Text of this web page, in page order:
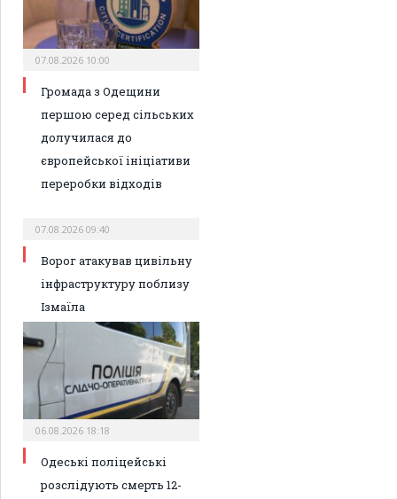
07.08.2026 10:00
Громада з Одещини
першою серед сільських
долучилася до
європейської ініціативи
переробки відходів
07.08.2026 09:40
Ворог атакував цивільну
інфраструктуру поблизу
Ізмаїла
06.08.2026 18:18
Одеські поліцейські
розслідують смерть 12-